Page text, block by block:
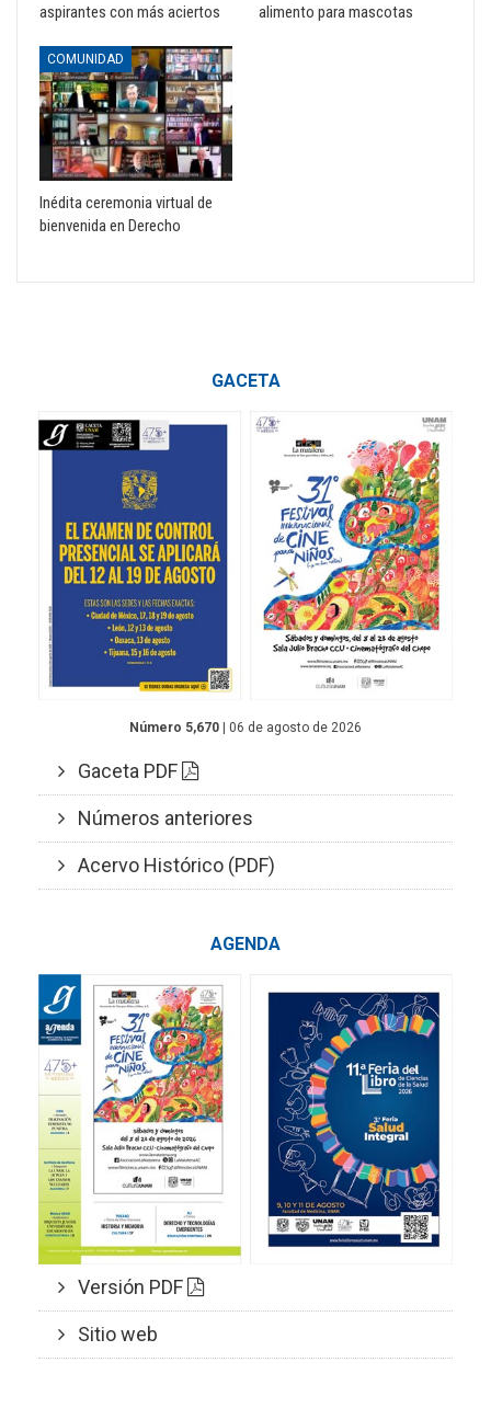
aspirantes con más aciertos
alimento para mascotas
COMUNIDAD
Inédita ceremonia virtual de
bienvenida en Derecho
GACETA
Número 5,670 | 06 de agosto de 2026
Gaceta PDF
Números anteriores
Acervo Histórico (PDF)
AGENDA
Versión PDF
Sitio web